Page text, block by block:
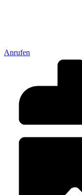
Anrufen